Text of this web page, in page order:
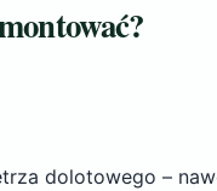
dolotowego –